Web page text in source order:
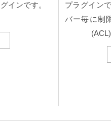
インです。
プラグイン
バー毎に制